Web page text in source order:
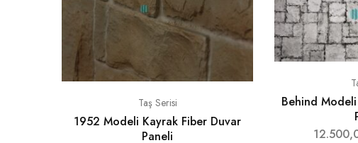
Taş Serisi
1952 Modeli Kayrak Fiber Duvar
Paneli
Behind